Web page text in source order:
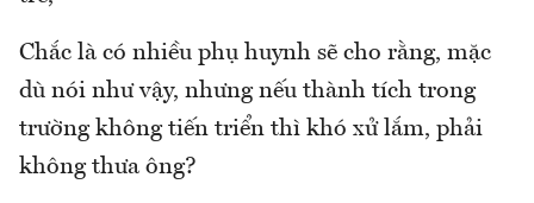
Chắc là có nhiều phụ huynh sẽ cho rằng, mặc
dù nói như vậy, nhưng nếu thành tích trong
trường không tiến triển thì khó xử lắm, phải
không thưa ông?